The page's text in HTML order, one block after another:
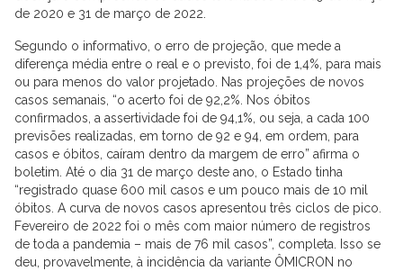
de 2020 e 31 de março de 2022.
Segundo o informativo, o erro de projeção, que mede a
diferença média entre o real e o previsto, foi de 1,4%, para mais
ou para menos do valor projetado. Nas projeções de novos
casos semanais, “o acerto foi de 92,2%. Nos óbitos
confirmados, a assertividade foi de 94,1%, ou seja, a cada 100
previsões realizadas, em torno de 92 e 94, em ordem, para
casos e óbitos, caíram dentro da margem de erro” afirma o
boletim. Até o dia 31 de março deste ano, o Estado tinha
“registrado quase 600 mil casos e um pouco mais de 10 mil
óbitos. A curva de novos casos apresentou três ciclos de pico.
Fevereiro de 2022 foi o mês com maior número de registros
de toda a pandemia – mais de 76 mil casos”, completa. Isso se
deu, provavelmente, à incidência da variante ÔMICRON no